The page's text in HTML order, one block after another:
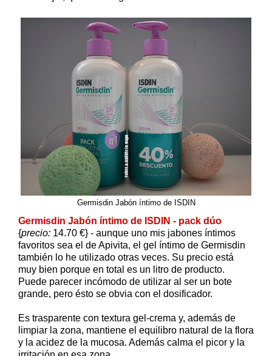
Germisdin Jabón íntimo de ISDIN
Germisdin Jabón íntimo de ISDIN - pack dúo
{precio: 14.70 €} - aunque uno mis jabones íntimos
favoritos sea el de Apivita, el gel íntimo de Germisdin
también lo he utilizado otras veces. Su precio está
muy bien porque en total es un litro de producto.
Puede parecer incómodo de utilizar al ser un bote
grande, pero ésto se obvia con el dosificador.
Es trasparente con textura gel-crema y, además de
limpiar la zona, mantiene el equilibro natural de la flora
y la acidez de la mucosa. Además calma el picor y la